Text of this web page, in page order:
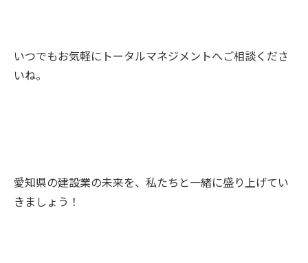
いつでもお気軽にトータルマネジメントへご相談くださ
いね。
愛知県の建設業の未来を、私たちと一緒に盛り上げてい
きましょう！